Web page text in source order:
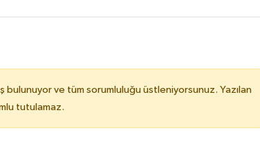
bulunuyor ve tüm sorumluluğu üstleniyorsunuz. Yazılan
tutulamaz.